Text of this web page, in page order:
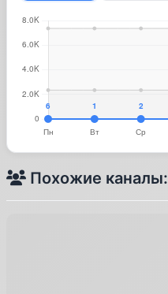
Похожие каналы: